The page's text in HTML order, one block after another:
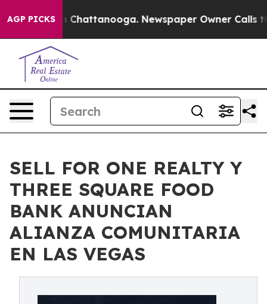
AGP PICKS
in Chattanooga. Newspaper Owner Calls the
SELL FOR ONE REALTY Y
THREE SQUARE FOOD
BANK ANUNCIAN
ALIANZA COMUNITARIA
EN LAS VEGAS